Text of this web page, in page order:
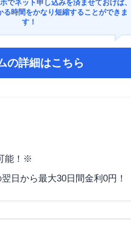
でネット申し込みを済ませておけば、
る時間をかなり短縮することができま
す！
の詳細はこちら
能！※
日から最大30日間金利0円！